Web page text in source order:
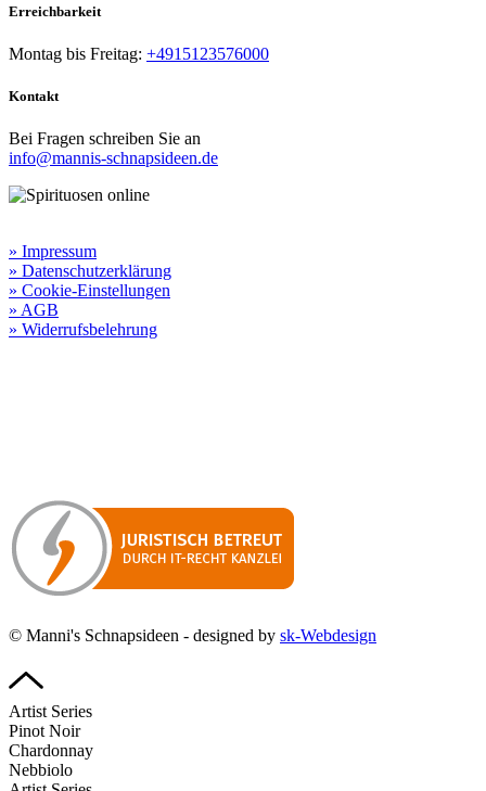
Erreichbarkeit​
Montag bis Freitag: +4915123576000
Kontakt
Bei Fragen schreiben Sie an
info@mannis-schnapsideen.de
» Impressum
» Datenschutzerklärung
» Cookie-Einstellungen
» AGB
» Widerrufsbelehrung
© Manni's Schnapsideen - designed by sk-Webdesign
Artist Series
Pinot Noir
Chardonnay
Nebbiolo